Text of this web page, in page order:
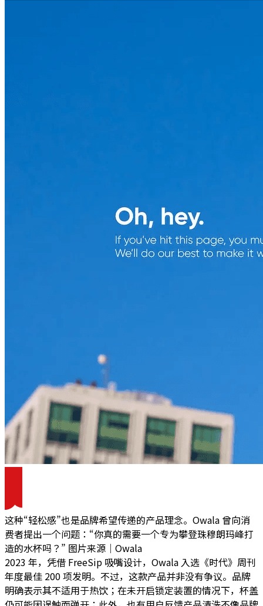
这种“轻松感”也是品牌希望传递的产品理念。Owala 曾向消
费者提出一个问题：“你真的需要一个专为攀登珠穆朗玛峰打
造的水杯吗？” 图片来源｜Owala
2023 年，凭借 FreeSip 吸嘴设计，Owala 入选《时代》周刊
年度最佳 200 项发明。不过，这款产品并非没有争议。品牌
明确表示其不适用于热饮；在未开启锁定装置的情况下，杯盖